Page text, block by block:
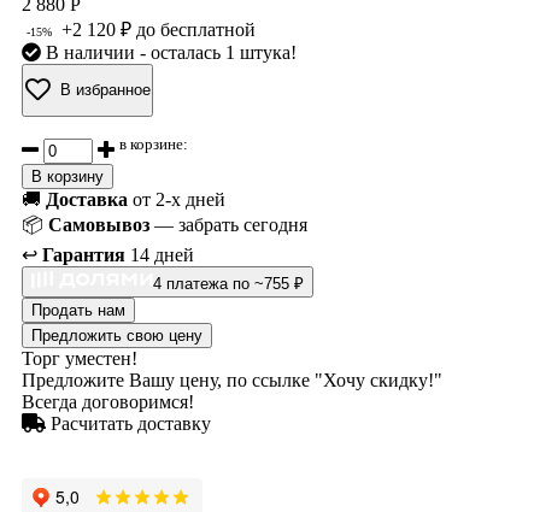
-15%
+2 120 ₽ до бесплатной
В наличии - осталась 1 штука!
В избранное
в корзине:
В корзину
🚚 Доставка от 2-х дней
📦 Самовывоз — забрать сегодня
↩️ Гарантия 14 дней
4 платежа по ~755 ₽
Продать нам
Предложить свою цену
Торг уместен!
Предложите Вашу цену, по ссылке "Хочу скидку!"
Всегда договоримся!
Расчитать доставку